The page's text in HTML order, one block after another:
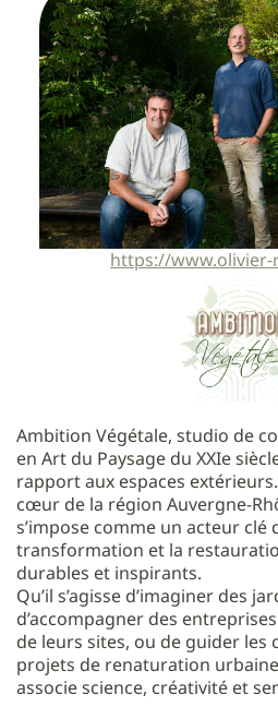
https://
Ambition Végétale, studio de
en Art du Paysage du XXIe
rapport aux espaces
cœur de la région Auvergne-
s’impose comme un acteur clé
transformation et la
durables et inspirants.
Qu’il s’agisse d’imaginer des
d’accompagner des
de leurs sites, ou de guider les
projets de renaturation
associe science, créativité et